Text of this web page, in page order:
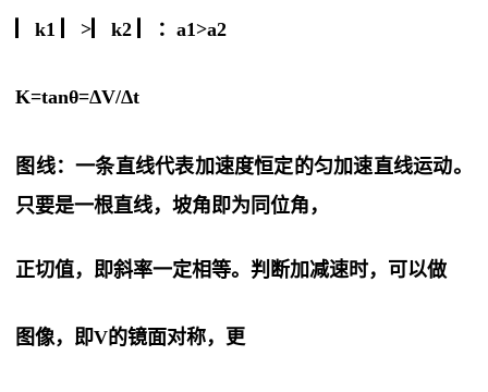
▏k1 ▏>▏k2 ▏：a1>a2
K=tanθ=ΔV/Δt
图线：一条直线代表加速度恒定的匀加速直线运动。
只要是一根直线，坡角即为同位角，
正切值，即斜率一定相等。判断加减速时，可以做
图像，即V的镜面对称，更